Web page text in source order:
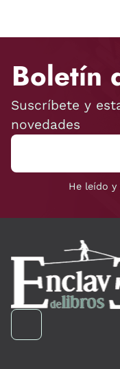
Boletín
Suscríbete y
novedades
He leído